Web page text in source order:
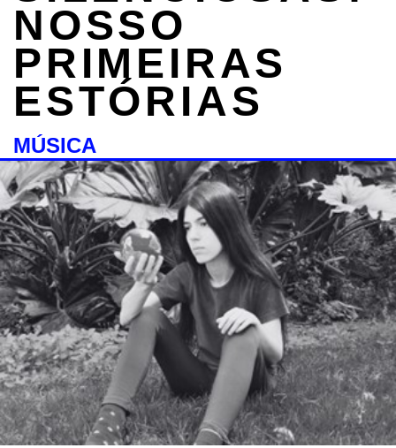
NOSSO
PRIMEIRAS
ESTÓRIAS
MÚSICA